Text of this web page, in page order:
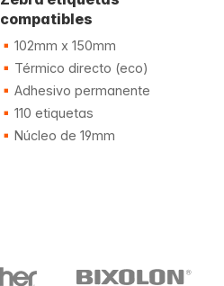
compatibles
102mm x 150mm
Térmico directo (eco)
Adhesivo permanente
110 etiquetas
Núcleo de 19mm